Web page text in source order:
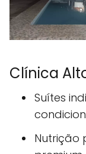
Clínica
Suítes
Nutrição